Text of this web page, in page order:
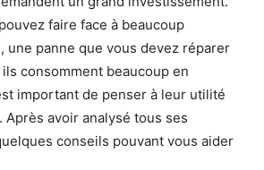
faire face à beaucoup
une panne que vous devez réparer
consomment beaucoup en
important de penser à leur utilité
Après avoir analysé tous ses
conseils pouvant vous aider